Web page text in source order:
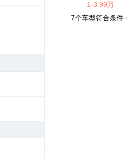
1-3.99万
7个车型符合条件